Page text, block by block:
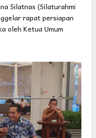
Silatnas (Silaturahmi
rapat persiapan
oleh Ketua Umum